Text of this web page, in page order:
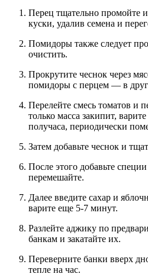
Перец тщательно промойте
куски, удалив семена и
Помидоры также следует
очистить.
Прокрутите чеснок через
помидоры с перцем — в
Перелейте смесь томатов и
только масса закипит,
получаса, периодически
Затем добавьте чеснок и
После этого добавьте
перемешайте.
Далее введите сахар и
варите еще 5-7 минут.
Разлейте аджику по
банкам и закатайте их.
Переверните банки вверх
тепле на час.